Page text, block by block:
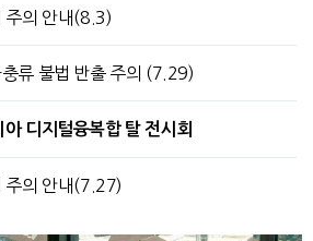
주의 안내(8.3)
류 불법 반출 주의 (7.29)
디지털융복합 탈 전시회
주의 안내(7.27)